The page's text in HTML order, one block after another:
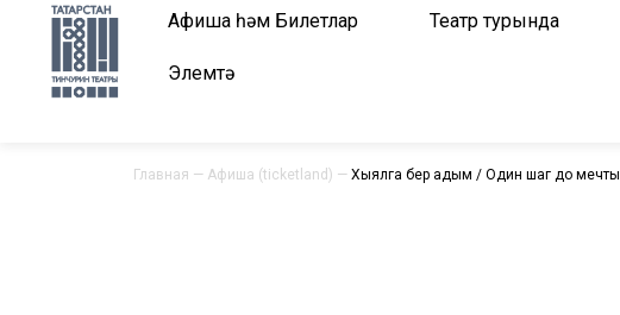
Афиша һәм Билетлар Театр турында
Элемтә
Главная — Афиша (ticketland) — Хыялга бер адым / Один шаг до мечты